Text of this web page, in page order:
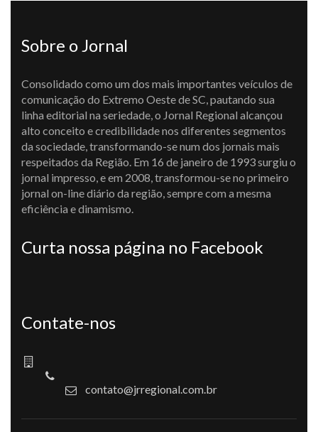
Sobre o Jornal
Consolidado como um dos mais importantes veículos de
comunicação do Extremo Oeste de SC, pautando sua
linha editorial na seriedade, o Jornal Regional alcançou
alto conceito e credibilidade nos diferentes segmentos
da sociedade, transformando-se num dos jornais mais
respeitados da Região. Em 16 de janeiro de 1993 surgiu o
jornal impresso, e em 2008, transformou-se no primeiro
jornal on-line diário da região, sempre com a mesma
eficiência e dinamismo.
Curta nossa página no Facebook
Contate-nos
contato@jrregional.com.br